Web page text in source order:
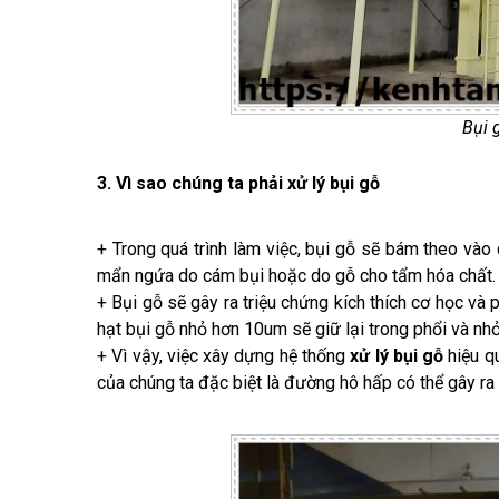
Bụi
3. Vì sao chúng ta phải xử lý bụi gỗ
+ Trong quá trình làm việc, bụi gỗ sẽ bám theo
mẩn ngứa do cám bụi hoặc do gỗ cho tẩm hóa chất.
+ Bụi gỗ sẽ gây ra triệu chứng kích thích cơ học và
hạt bụi gỗ nhỏ hơn 10um sẽ giữ lại trong phổi và
+ Vì vậy, việc xây dựng hệ thốngxử lý bụi gỗ hiệu
của chúng ta đặc biệt là đường hô hấp có thể gây